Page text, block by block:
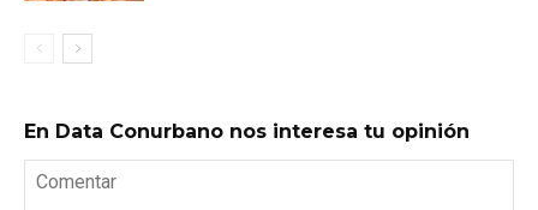
En Data Conurbano nos interesa tu opinión